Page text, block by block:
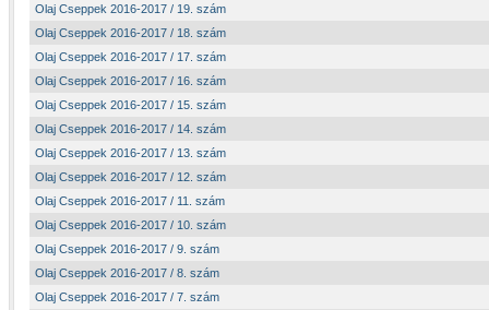
Olaj Cseppek 2016-2017 / 19. szám
Olaj Cseppek 2016-2017 / 18. szám
Olaj Cseppek 2016-2017 / 17. szám
Olaj Cseppek 2016-2017 / 16. szám
Olaj Cseppek 2016-2017 / 15. szám
Olaj Cseppek 2016-2017 / 14. szám
Olaj Cseppek 2016-2017 / 13. szám
Olaj Cseppek 2016-2017 / 12. szám
Olaj Cseppek 2016-2017 / 11. szám
Olaj Cseppek 2016-2017 / 10. szám
Olaj Cseppek 2016-2017 / 9. szám
Olaj Cseppek 2016-2017 / 8. szám
Olaj Cseppek 2016-2017 / 7. szám